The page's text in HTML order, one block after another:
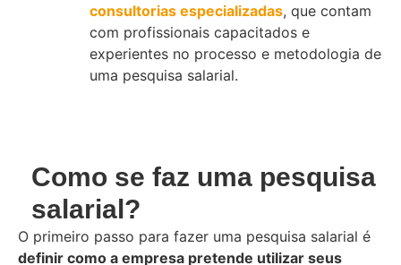
consultorias especializadas, que contam
com profissionais capacitados e
experientes no processo e metodologia de
uma pesquisa salarial.
Como se faz uma pesquisa
salarial?
O primeiro passo para fazer uma pesquisa salarial é
definir como a empresa pretende utilizar seus